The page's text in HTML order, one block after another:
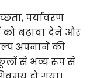
पर्यावरण
को बढ़ावा देने और
अपनाने की
से भव्य रूप से